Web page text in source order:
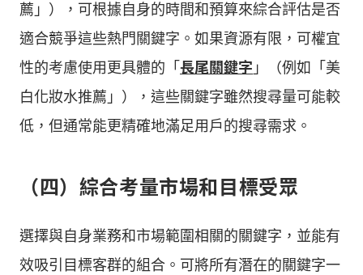
薦」），可根據自身的時間和預算來綜合評估是否
適合競爭這些熱門關鍵字。如果資源有限，可權宜
性的考慮使用更具體的「 長尾關鍵字 」（例如「美
白化妝水推薦」），這些關鍵字雖然搜尋量可能較
低，但通常能更精確地滿足用戶的搜尋需求。
（四）綜合考量市場和目標受眾
選擇與自身業務和市場範圍相關的關鍵字，並能有
效吸引目標客群的組合。可將所有潛在的關鍵字一